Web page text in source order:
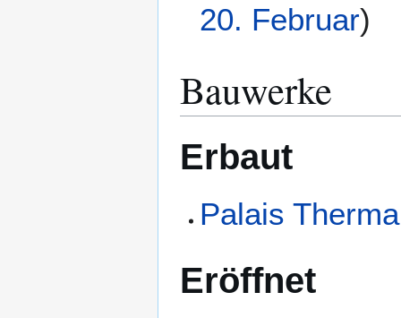
20. Februar)
Bauwerke
Erbaut
Palais
Eröffnet